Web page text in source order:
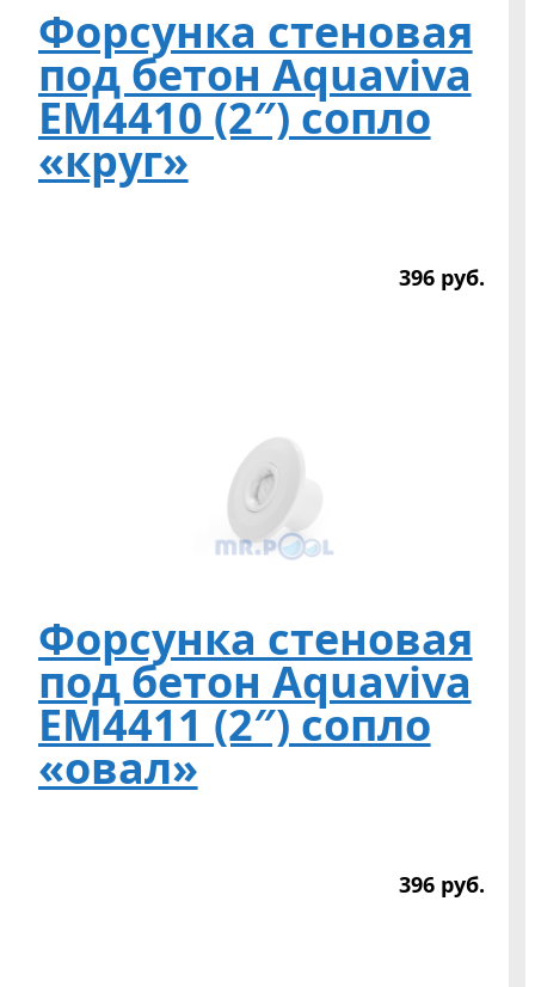
Форсунка стеновая
под бетон Aquaviva
EM4410 (2″) сопло
«круг»
396 руб.
Форсунка стеновая
под бетон Aquaviva
EM4411 (2″) сопло
«овал»
396 руб.